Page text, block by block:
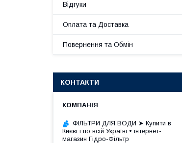
Відгуки
Оплата та Доставка
Повернення та Обмін
КОНТАКТИ
ФІЛЬТРИ ДЛЯ ВОДИ ➤ Купити в
Києві і по всій Україні • інтернет-
магазин Гідро-Фільтр